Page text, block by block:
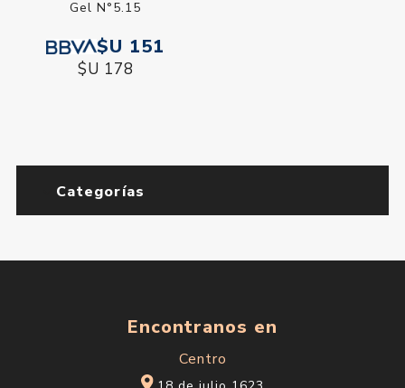
$U 151 $U 151